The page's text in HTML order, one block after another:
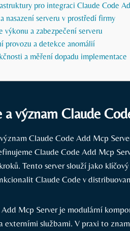
pro integraci Claude Code
nasazení serveru⁣ v prostředí firmy
⁣výkonu a zabezpečení serveru
provozu a detekce anomálií
a měření dopadu implementace
a význam Claude
Claude Code Add Mcp
Tento server slouží jako
Claude Code v
Mcp⁣ Server je modulární⁤
externími službami. V praxi to⁣